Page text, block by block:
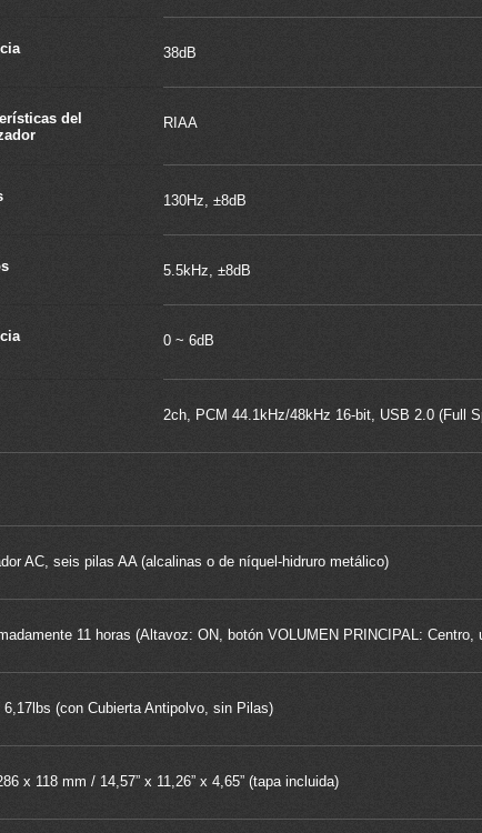
38dB
del
RIAA
130Hz, ±8dB
5.5kHz, ±8dB
0 ~ 6dB
2ch, PCM 44.1kHz/48kHz 16-bit, USB 2.0 (Full
AC, seis pilas AA (alcalinas o de níquel-hidruro metálico)
11 horas (Altavoz: ON, botón VOLUMEN PRINCIPAL: Centro,
(con Cubierta Antipolvo, sin Pilas)
x 118 mm / 14,57” x 11,26” x 4,65” (tapa incluida)